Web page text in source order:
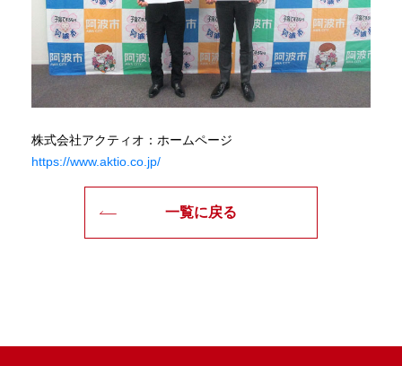
株式会社アクティオ：ホームページ
https://www.aktio.co.jp/
一覧に戻る